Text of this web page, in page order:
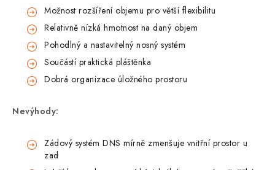
Možnost rozšíření objemu pro větší flexibilitu
Relativně nízká hmotnost na daný objem
Pohodlný a nastavitelný nosný systém
Součástí praktická pláštěnka
Dobrá organizace úložného prostoru
Nevýhody:
Zádový systém DNS mírně zmenšuje vnitřní prostor u
zad